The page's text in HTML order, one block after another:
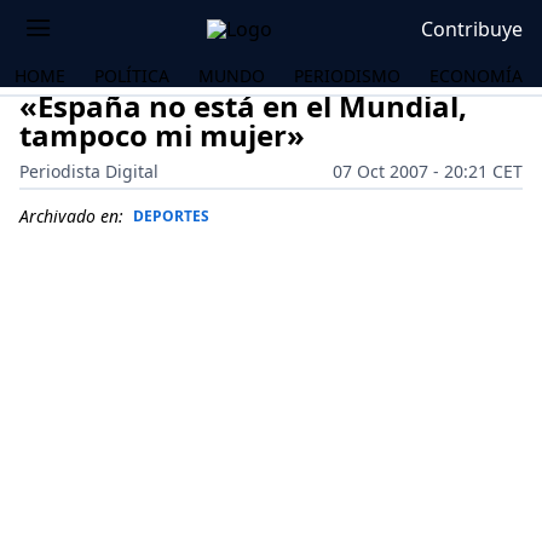
Contribuye
HOME POLÍTICA MUNDO PERIODISMO ECONOMÍA
«España no está en el Mundial,
tampoco mi mujer»
Periodista Digital
07 Oct 2007 - 20:21 CET
Archivado en: DEPORTES